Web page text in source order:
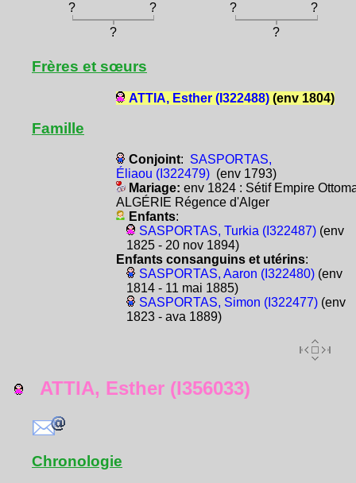
? ? ?
?
?
?
Frères et sœurs
ATTIA, Esther (I322488)(env 1804)
Famille
Conjoint: SASPORTAS,
Éliaou (I322479)(env 1793)
Mariage: env 1824 : Sétif Empire
ALGÉRIE Régence d'Alger
Enfants:
SASPORTAS, Turkia (I322487)(env
1825 - 20 nov 1894)
Enfants consanguins et utérins:
SASPORTAS, Aaron (I322480)(env
1814 - 11 mai 1885)
SASPORTAS, Simon (I322477)(env
1823 - ava 1889)
ATTIA, Esther (I356033)
Chronologie